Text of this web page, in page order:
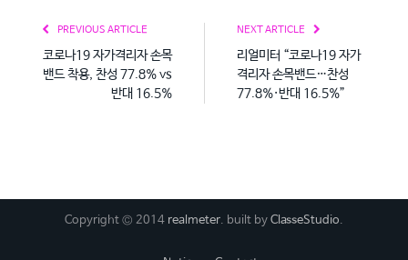
PREVIOUS ARTICLE
코로나19 자가격리자 손목
밴드 착용, 찬성 77.8% vs
반대 16.5%
NEXT ARTICLE
리얼미터 “코로나19 자가
격리자 손목밴드…찬성
77.8%·반대 16.5%”
Copyright © 2014 realmeter. built by ClasseStudio.